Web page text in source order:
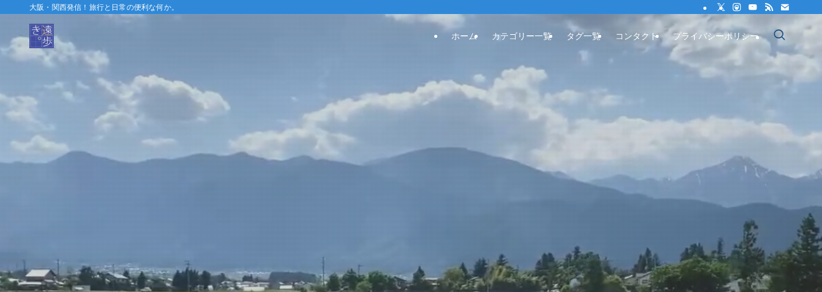
大阪・関西発信！旅行と日常の便利な何か。
ホーム カテゴリー一覧 タグ一覧 コンタクト プライバシーポリシー